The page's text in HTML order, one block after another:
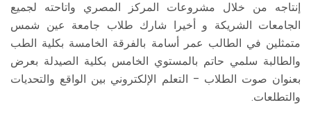
إنتاجه من خلال مشروعات المركز المصري واتاحته لجميع
الجامعات الشريكة و أخيرا شارك طلاب جامعة عين شمس
متمثلين في الطالب عمر أسامة بالفرقة الخامسة بكلية الطب
والطالبة سلمي حاتم بالمستوي الخامس بكلية الصيدلة بعرض
بعنوان صوت الطلاب – التعلم الإلكتروني بين الواقع والتحديات
والتطلعات.